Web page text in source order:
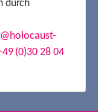
durch
(0)30 28 04